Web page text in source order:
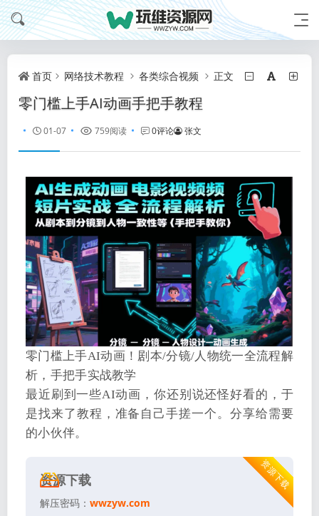
首页 网络技术教程 各类综合视频 正文
零门槛上手AI动画手把手教程
01-07 759阅读 0评论 张文
零门槛上手AI动画！剧本/分镜/人物统一全流程解
析，手把手实战教学
最近刷到一些AI动画，你还别说还怪好看的，于
是找来了教程，准备自己手搓一个。分享给需要
的小伙伴。
资源下载
资源下载
解压密码： wwzyw.com